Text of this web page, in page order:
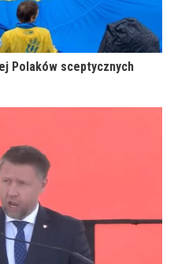
Polaków sceptycznych